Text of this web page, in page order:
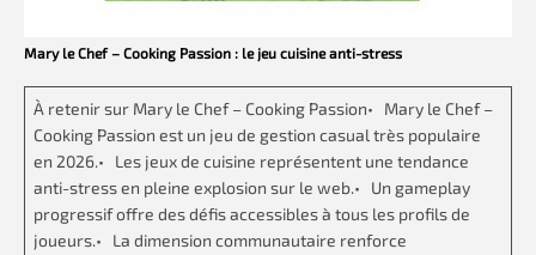
Mary le Chef – Cooking Passion : le jeu cuisine anti-stress
À retenir sur Mary le Chef – Cooking Passion• Mary le Chef –
Cooking Passion est un jeu de gestion casual très populaire
en 2026.• Les jeux de cuisine représentent une tendance
anti-stress en pleine explosion sur le web.• Un gameplay
progressif offre des défis accessibles à tous les profils de
joueurs.• La dimension communautaire renforce